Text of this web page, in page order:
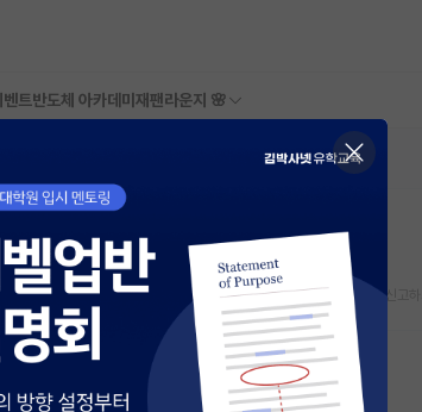
벤트반도체 아카데미 재팬라운지 🌸
스크랩 신고